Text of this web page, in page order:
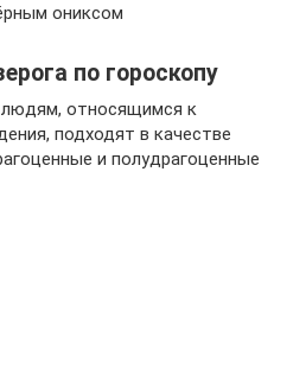
ониксом
по гороскопу
относящимся к
подходят в качестве
и полудрагоценные